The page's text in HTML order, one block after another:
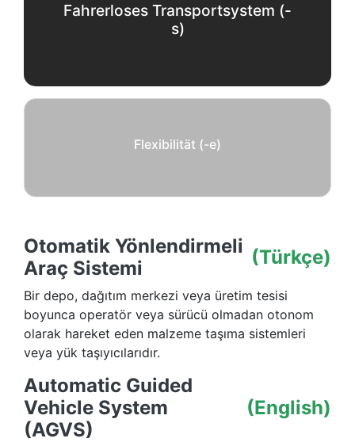
Fahrerloses Transportsystem (-
s)
Flexibilität (-e)
Otomatik Yönlendirmeli
Araç Sistemi
(Türkçe)
Bir depo, dağıtım merkezi veya üretim tesisi
boyunca operatör veya sürücü olmadan otonom
olarak hareket eden malzeme taşıma sistemleri
veya yük taşıyıcılarıdır.
Automatic Guided
Vehicle System
(AGVS)
(English)